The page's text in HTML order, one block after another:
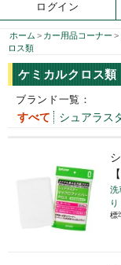
ログイン
ホーム > カー用品コーナー >
ロス類
ケミカルクロス類
ブランド一覧：
すべて シュアラス
洗
り
標